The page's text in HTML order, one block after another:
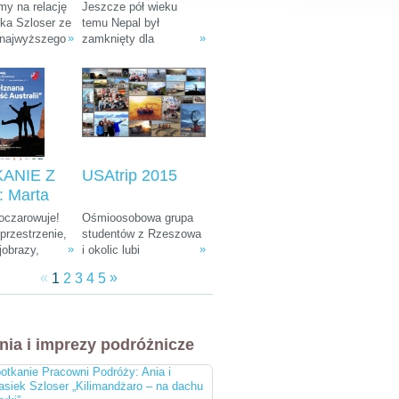
Ania i
Szloser
–
na relację
Szloser ze
w
i
»
Tułak „Magiczny
Nepal”
Jeszcze pół wieku
temu Nepal był
zamknięty dla
zwiedzających. W
ostatnich dekadach
zamienił się w Mekkę
dla ludzi kochających
góry, przyrodę i
kulturę.
»
Z
Marta
i
Australii"
spotkać
ciekawa
ludzie na
»
USAtrip 2015
Ośmioosobowa grupa
studentów z Rzeszowa
i okolic lubi
równa się móc. Wierni
tej idei co roku
r. Na koncie mają już
cztery wyprawy, a teraz
przygotowują się do
następnej. Tym razem
»
« 1 2 3 4 5 »
i imprezy podróżnicze
Pracowni Podróży: Ania i
Szloser „Kilimandżaro – na dachu